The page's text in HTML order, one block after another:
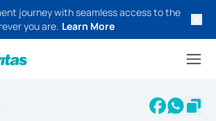
journey with seamless access to the
you are. Learn More